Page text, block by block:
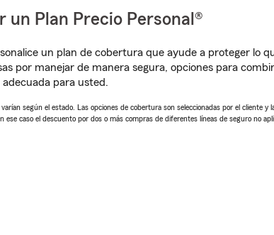
un Plan Precio Personal®
un plan de cobertura que ayude a proteger lo
por manejar de manera segura, opciones para
para usted.
según el estado. Las opciones de cobertura son seleccionadas por el cliente y
caso el descuento por dos o más compras de diferentes líneas de seguro no